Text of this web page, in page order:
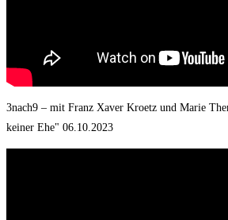
3nach9 – mit Franz Xaver Kroetz und Marie
keiner Ehe" 06.10.2023